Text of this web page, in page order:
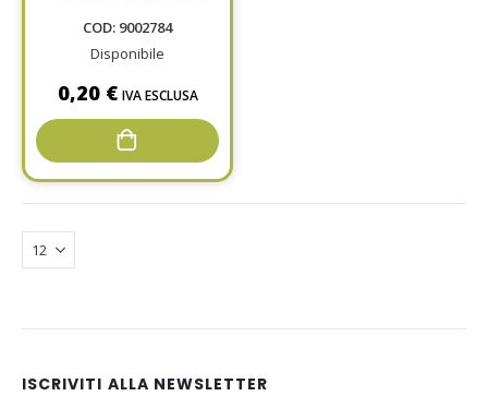
COD: 9002784
Disponibile
0,20 € IVA ESCLUSA
ISCRIVITI ALLA NEWSLETTER